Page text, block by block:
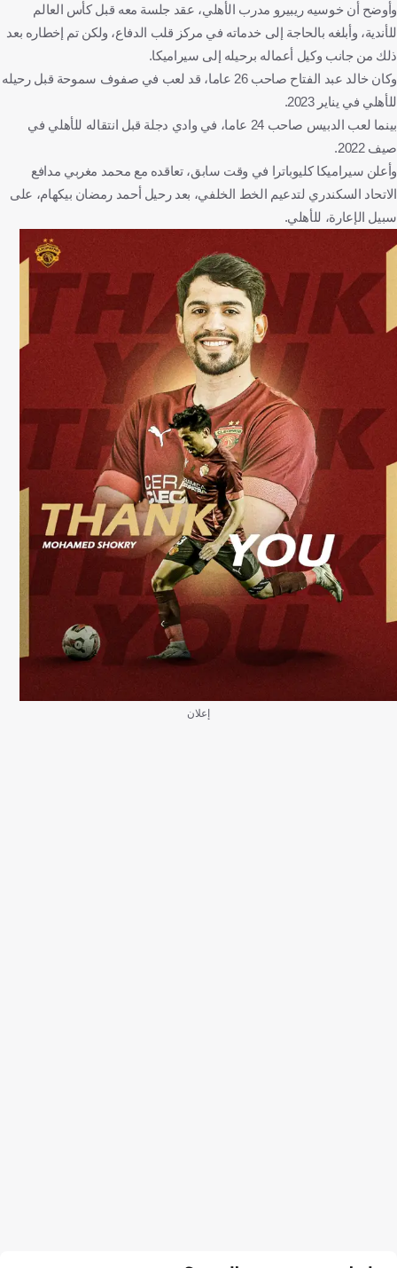
وأوضح أن خوسيه ريبيرو مدرب الأهلي، عقد جلسة معه قبل كأس العالم
للأندية، وأبلغه بالحاجة إلى خدماته في مركز قلب الدفاع، ولكن تم إخطاره بعد
ذلك من جانب وكيل أعماله برحيله إلى سيراميكا.
وكان خالد عبد الفتاح صاحب 26 عاما، قد لعب في صفوف سموحة قبل رحيله
للأهلي في يناير 2023.
بينما لعب الدبيس صاحب 24 عاما، في وادي دجلة قبل انتقاله للأهلي في
صيف 2022.
وأعلن سيراميكا كليوباترا في وقت سابق، تعاقده مع محمد مغربي مدافع
الاتحاد السكندري لتدعيم الخط الخلفي، بعد رحيل أحمد رمضان بيكهام، على
سبيل الإعارة، للأهلي.
إعلان